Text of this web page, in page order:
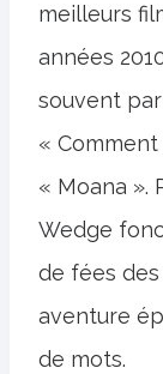
meilleurs
années
souvent
«
« Moana ».
Wedge
de fées
aventure
de mots.